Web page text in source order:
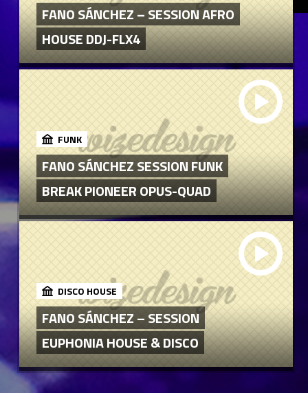
FANO SÁNCHEZ – SESSION AFRO
HOUSE DDJ-FLX4
FUNK
FANO SÁNCHEZ SESSION FUNK
BREAK PIONEER OPUS-QUAD
DISCO HOUSE
FANO SÁNCHEZ – SESSION
EUPHONIA HOUSE & DISCO